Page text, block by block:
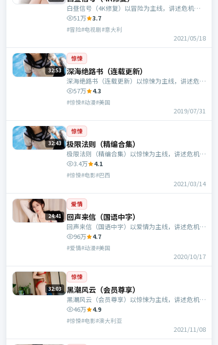
白昼信号（4K修复）以冒险为主线，讲述危机中
的抉择与人物成长；意大利班底，孔笙执导，苍井
优、肖央等主演。
51万 3.7
#冒险#电视剧#意大利
2021/05/18
32:53
惊悚
深海绝路书（连载更新）
深海绝路书（连载更新）以惊悚为主线，讲述危机
中的抉择与人物成长；美国班底，路阳执导，汤
唯、周迅等主演。
57万 4.3
#惊悚#动漫#美国
2019/07/31
32:43
惊悚
极限法则（精编合集）
极限法则（精编合集）以惊悚为主线，讲述危机中
的抉择与人物成长；巴西班底，陈凯歌执导，于和
伟、黄政民等主演。
3.4万 4.1
#惊悚#电影#巴西
2021/03/14
24:41
爱情
回声来信（国语中字）
回声来信（国语中字）以爱情为主线，讲述危机中
的抉择与人物成长；美国班底，宁浩执导，凯特·
布兰切特、蕾雅·赛杜等主演。
96万 4.7
#爱情#动漫#美国
2020/10/17
32:03
惊悚
黑潮风云（会员尊享）
黑潮风云（会员尊享）以惊悚为主线，讲述危机中
的抉择与人物成长；澳大利亚班底，吕行执导，任
素汐、于和伟等主演。
46万 4.9
#惊悚#电影#澳大利亚
2021/11/08